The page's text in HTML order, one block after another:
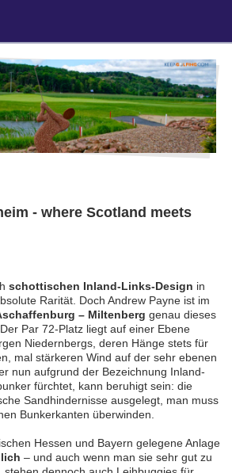
- where Scotland meets
schottischen Inland-Links-Design in
Rarität. Doch Andrew Payne ist im
– Miltenberg genau dieses
Par 72-Platz liegt auf einer Ebene
Niedernbergs, deren Hänge stets für
mal stärkeren Wind auf der sehr ebenen
nun aufgrund der Bezeichnung Inland-
fürchtet, kann beruhigt sein: die
Sandhindernisse ausgelegt, man muss
Bunkerkanten überwinden.
Hessen und Bayern gelegene Anlage
– und auch wenn man sie sehr gut zu